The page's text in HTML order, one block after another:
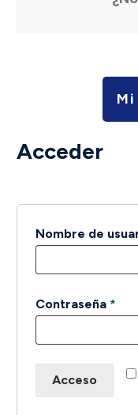
Acceder
Nombre de
Contraseña *
Acceso